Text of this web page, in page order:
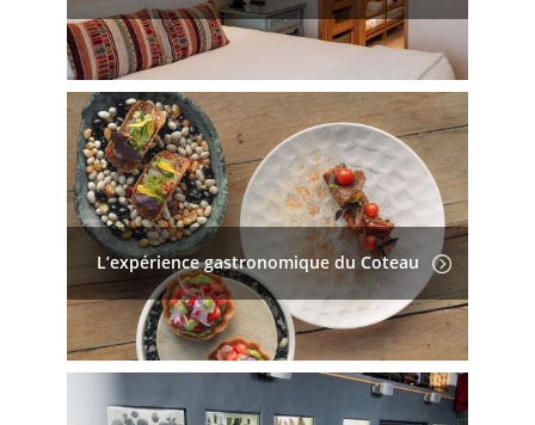
L’expérience gastronomique du Coteau